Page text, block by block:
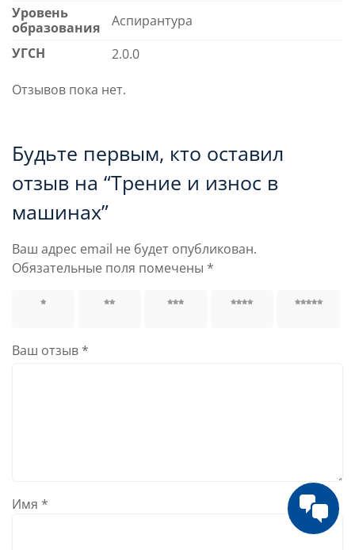
Уровень
образования
Аспирантура
УГСН
2.0.0
Отзывов пока нет.
Будьте первым, кто оставил
отзыв на “Трение и износ в
машинах”
Ваш адрес email не будет опубликован.
Обязательные поля помечены *
1 из 5
2 из 5 3 из 5 4 из 5 5 из 5
Ваш отзыв *
Имя *